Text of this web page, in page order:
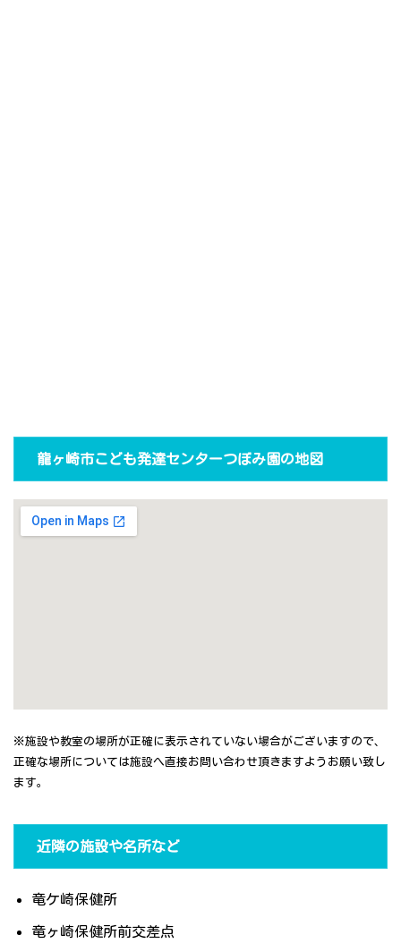
龍ヶ崎市こども発達センターつぼみ園の地図
※施設や教室の場所が正確に表示されていない場合がございますので、
正確な場所については施設へ直接お問い合わせ頂きますようお願い致し
ます。
近隣の施設や名所など
竜ケ崎保健所
竜ヶ崎保健所前交差点